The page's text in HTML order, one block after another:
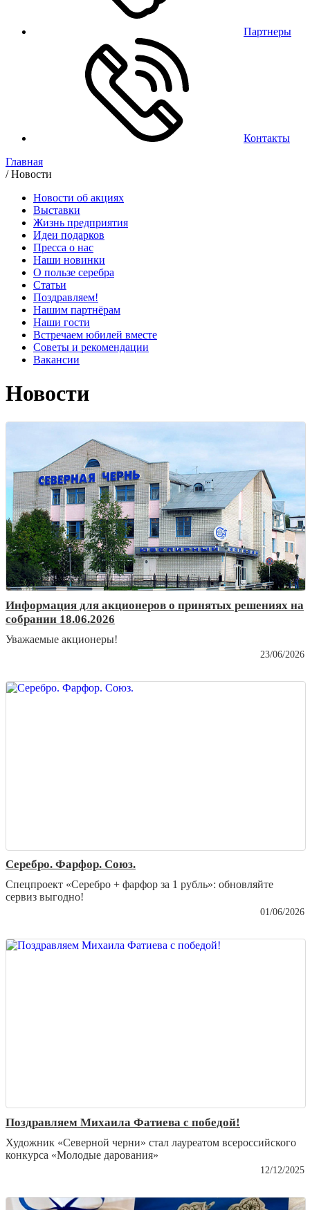
Партнеры
Контакты
Главная
/Новости
Новости об акциях
Выставки
Жизнь предприятия
Идеи подарков
Пресса о нас
Наши новинки
О пользе серебра
Статьи
Поздравляем!
Нашим партнёрам
Наши гости
Встречаем юбилей вместе
Советы и рекомендации
Вакансии
Новости
Информация для акционеров о принятых решениях на
собрании 18.06.2026
Уважаемые акционеры!
23/06/2026
Серебро. Фарфор. Союз.
Спецпроект «Серебро + фарфор за 1 рубль»: обновляйте
сервиз выгодно!
01/06/2026
Поздравляем Михаила Фатиева c победой!
Художник «Северной черни» стал лауреатом всероссийского
конкурса «Молодые дарования»
12/12/2025